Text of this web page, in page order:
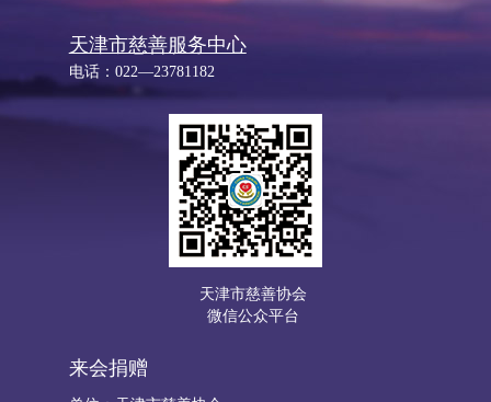
天津市慈善服务中心
电话：022—23781182
天津市慈善协会
微信公众平台
来会捐赠